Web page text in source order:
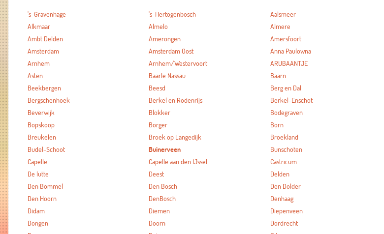
's-Gravenhage 's-Hertogenbosch Aalsmeer
Alkmaar
Almelo Almere
Ambt Delden
Amerongen Amersfoort
Amsterdam
Amsterdam Oost Anna Paulowna
Arnhem
Arnhem/Westervoort ARUBAANTJE
Asten
Baarle Nassau Baarn
Beekbergen
Beesd Berg en Dal
Bergschenhoek
Berkel en Rodenrijs Berkel-Enschot
Beverwijk
Blokker Bodegraven
Bopskoop
Borger Born
Breukelen
Broek op Langedijk Broekland
Budel-Schoot
Buinerveen Bunschoten
Capelle
Capelle aan den IJssel Castricum
De lutte
Deest Delden
Den Bommel
Den Bosch Den Dolder
Den Hoorn
DenBosch Denhaag
Didam
Diemen Diepenveen
Dongen
Doorn Dordrecht